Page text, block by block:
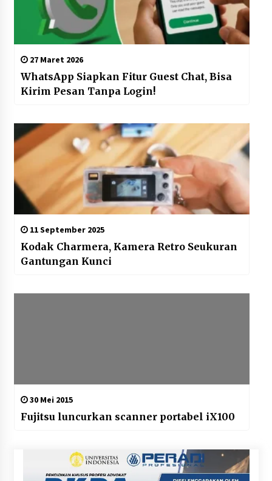
27 Maret 2026
WhatsApp Siapkan Fitur Guest Chat, Bisa
Kirim Pesan Tanpa Login!
11 September 2025
Kodak Charmera, Kamera Retro Seukuran
Gantungan Kunci
30 Mei 2015
Fujitsu luncurkan scanner portabel iX100